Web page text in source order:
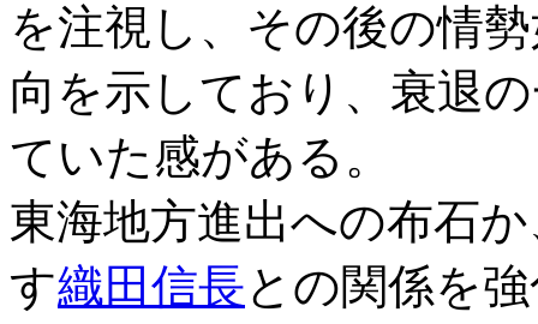
を注視し、その後の情
向を示しており、衰退
ていた感がある。
東海地方進出への布石
す織田信長との関係を